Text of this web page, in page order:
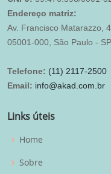
Endereço matriz:
Av. Francisco Matarazzo,
05001-000, São Paulo - SP
Telefone: (11) 2117-2500
Email: info@akad.com.br
Links úteis
Home
Sobre